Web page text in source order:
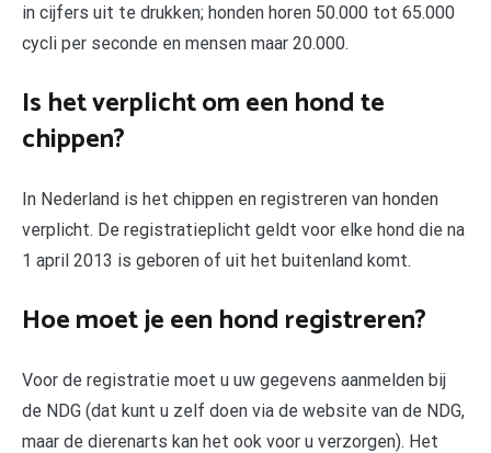
in cijfers uit te drukken; honden horen 50.000 tot 65.000
cycli per seconde en mensen maar 20.000.
Is het verplicht om een hond te
chippen?
In Nederland is het chippen en registreren van honden
verplicht. De registratieplicht geldt voor elke hond die na
1 april 2013 is geboren of uit het buitenland komt.
Hoe moet je een hond registreren?
Voor de registratie moet u uw gegevens aanmelden bij
de NDG (dat kunt u zelf doen via de website van de NDG,
maar de dierenarts kan het ook voor u verzorgen). Het